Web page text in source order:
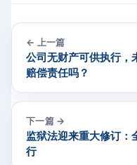
← 上一篇
公司无财产可供执行，
赔偿责任吗？
下一篇 →
监狱法迎来重大修订
行